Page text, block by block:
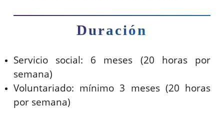
Duración
Servicio social: 6 meses (20 horas por
semana)
Voluntariado: mínimo 3 meses (20 horas
por semana)